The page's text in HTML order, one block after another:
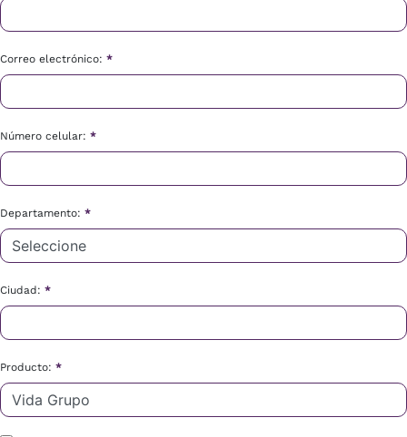
Correo electrónico: *
Número celular: *
Departamento: *
Ciudad: *
Producto: *